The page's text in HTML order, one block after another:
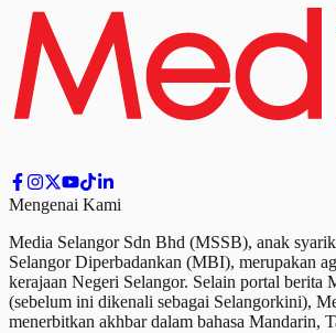
Mengenai Kami
Media Selangor Sdn Bhd (MSSB), anak
Selangor Diperbadankan (MBI), merupakan
kerajaan Negeri Selangor. Selain portal berita
(sebelum ini dikenali sebagai Selangorkini),
menerbitkan akhbar dalam bahasa Mandarin,